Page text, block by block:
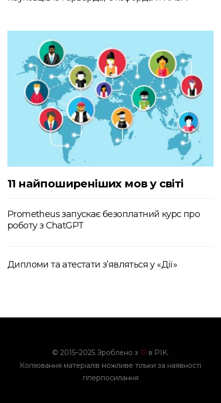
11 найпоширеніших мов у світі
Prometheus запускає безоплатний курс про
роботу з ChatGPT
Дипломи та атестати зʼявляться у «Дії»
© 2015–2025 Зроблено з ♡ в PIK.
Копіювання матеріалів можливе тільки за наявності
гіперпосилання